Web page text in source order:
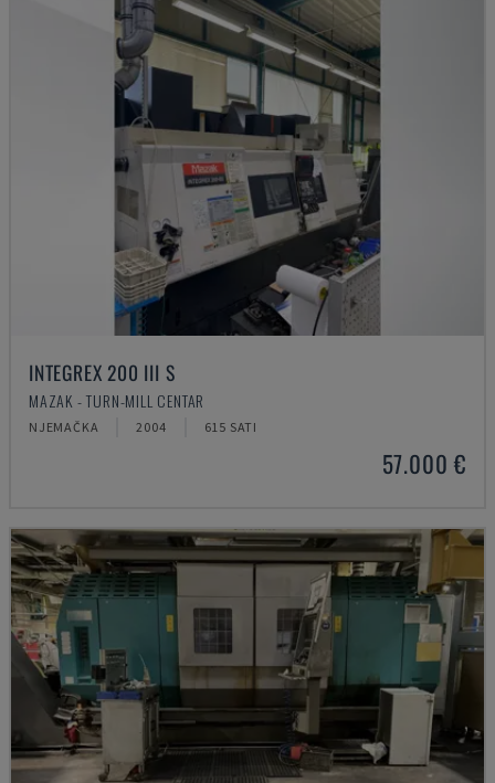
INTEGREX 200 III S
MAZAK - TURN-MILL CENTAR
NJEMAČKA 2004 615 SATI
57.000 €